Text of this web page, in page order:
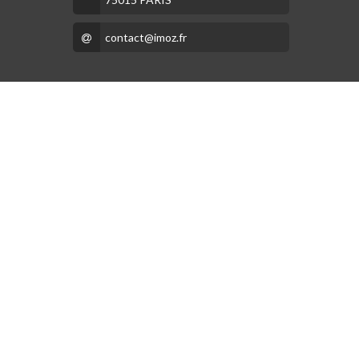
contact@imoz.fr